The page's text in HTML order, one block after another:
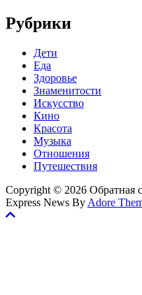
Рубрики
Дети
Еда
Здоровье
Знаменитости
Искусство
Кино
Красота
Музыка
Отношения
Путешествия
Copyright © 2026 Обратная
Express News By Adore